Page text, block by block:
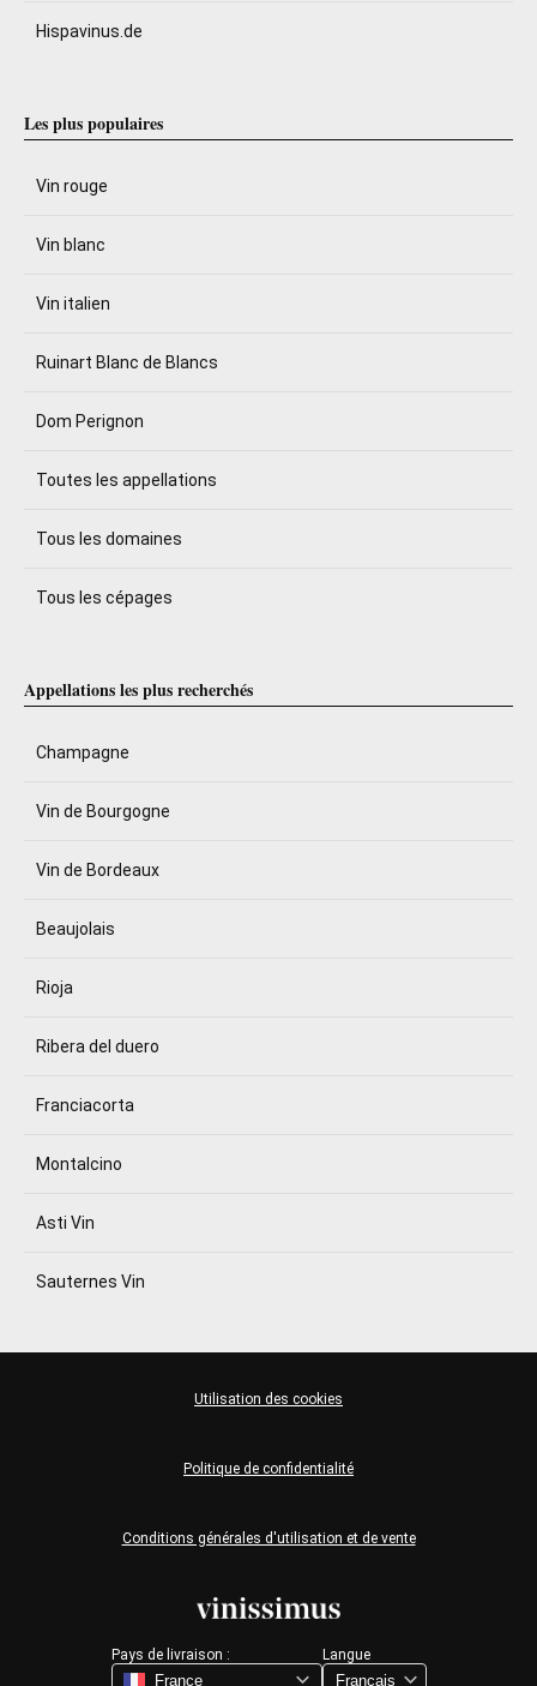
Hispavinus.de
Les plus populaires
Vin rouge
Vin blanc
Vin italien
Ruinart Blanc de Blancs
Dom Perignon
Toutes les appellations
Tous les domaines
Tous les cépages
Appellations les plus recherchés
Champagne
Vin de Bourgogne
Vin de Bordeaux
Beaujolais
Rioja
Ribera del duero
Franciacorta
Montalcino
Asti Vin
Sauternes Vin
Pays de livraison : Langue
Conditions générales d'utilisation et de vente
Politique de confidentialité
Utilisation des cookies